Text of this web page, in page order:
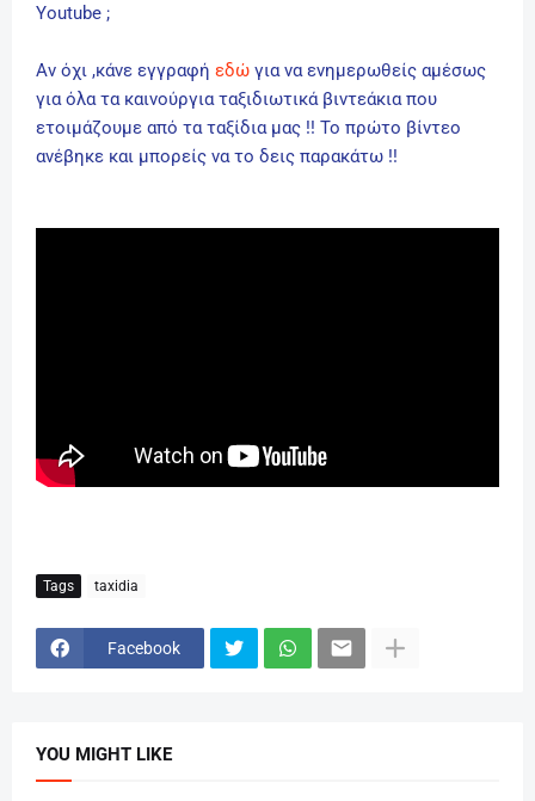
Youtube ;
Αν όχι ,κάνε εγγραφή εδώ για να ενημερωθείς αμέσως
για όλα τα καινούργια ταξιδιωτικά βιντεάκια που
ετοιμάζουμε από τα ταξίδια μας !! Το πρώτο βίντεο
ανέβηκε και μπορείς να το δεις παρακάτω !!
Tags taxidia
Facebook
YOU MIGHT LIKE